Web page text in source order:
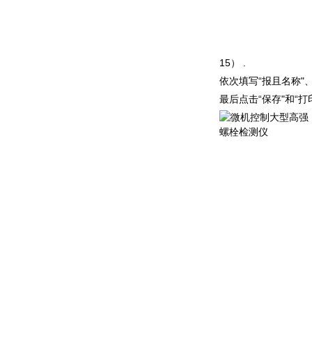
15）
依次填写“报且名称"
最后点击“保存"和“打